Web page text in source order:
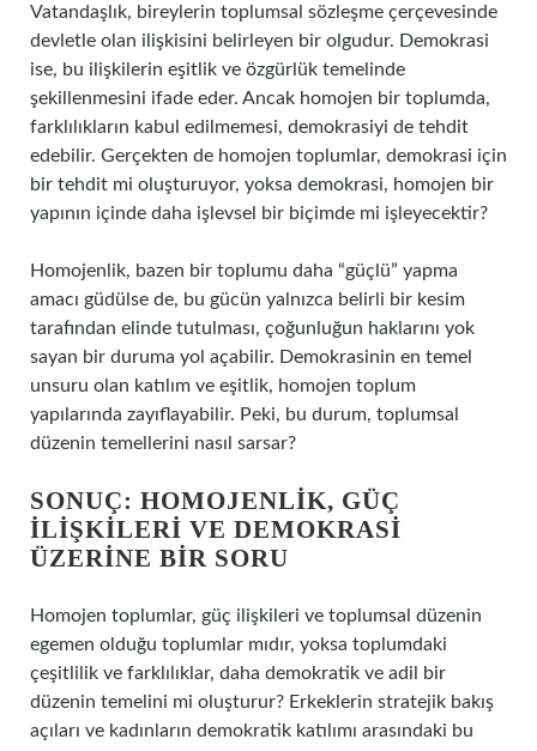
Vatandaşlık, bireylerin toplumsal sözleşme çerçevesinde
devletle olan ilişkisini belirleyen bir olgudur. Demokrasi
ise, bu ilişkilerin eşitlik ve özgürlük temelinde
şekillenmesini ifade eder. Ancak homojen bir toplumda,
farklılıkların kabul edilmemesi, demokrasiyi de tehdit
edebilir. Gerçekten de homojen toplumlar, demokrasi için
bir tehdit mi oluşturuyor, yoksa demokrasi, homojen bir
yapının içinde daha işlevsel bir biçimde mi işleyecektir?
Homojenlik, bazen bir toplumu daha “güçlü” yapma
amacı güdülse de, bu gücün yalnızca belirli bir kesim
tarafından elinde tutulması, çoğunluğun haklarını yok
sayan bir duruma yol açabilir. Demokrasinin en temel
unsuru olan katılım ve eşitlik, homojen toplum
yapılarında zayıflayabilir. Peki, bu durum, toplumsal
düzenin temellerini nasıl sarsar?
SONUÇ: HOMOJENLIK, GÜÇ
İLIŞKILERI VE DEMOKRASI
ÜZERINE BIR SORU
Homojen toplumlar, güç ilişkileri ve toplumsal düzenin
egemen olduğu toplumlar mıdır, yoksa toplumdaki
çeşitlilik ve farklılıklar, daha demokratik ve adil bir
düzenin temelini mi oluşturur? Erkeklerin stratejik bakış
açıları ve kadınların demokratik katılımı arasındaki bu